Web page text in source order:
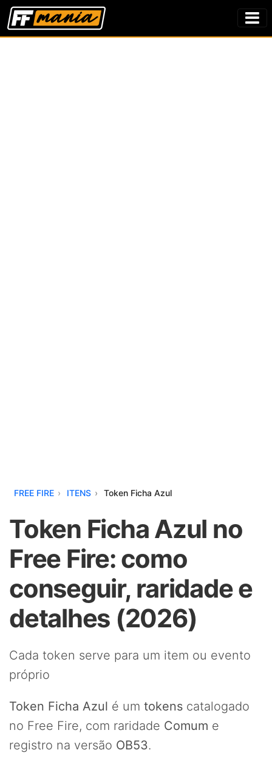
FREE FIRE ITENS Token Ficha Azul
Token Ficha Azul no
Free Fire: como
conseguir, raridade e
detalhes (2026)
Cada token serve para um item ou evento
próprio
Token Ficha Azul é um tokens catalogado
no Free Fire, com raridade Comum e
registro na versão OB53.